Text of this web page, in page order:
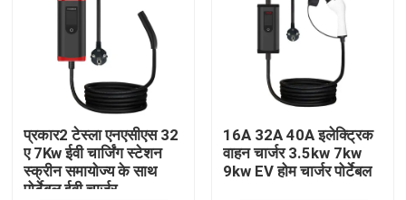
हमारे बारे में
उत्पाद
ईवी चार्जर समाधान
प्रकार2 टेस्ला एनएसीएस 32
ए 7Kw ईवी चार्जिंग स्टेशन
स्क्रीन समायोज्य के साथ
पोर्टेबल ईवी चार्जर
16A 32A 40A इलेक्ट्रिक
वाहन चार्जर 3.5kw 7kw
9kw EV होम चार्जर पोर्टेबल